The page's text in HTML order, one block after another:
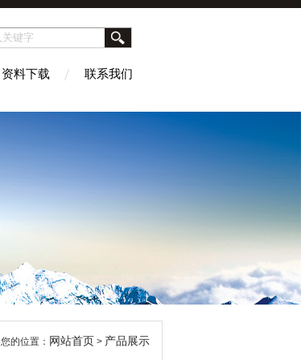
资料下载 联系我们
您的位置： 网站首页 > 产品展示